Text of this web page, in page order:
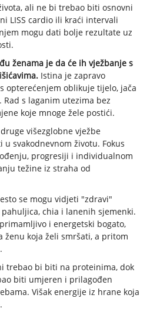
ali ne bi trebao biti osnovni
LISS cardio ili kraći intervali
mogu dati bolje rezultate uz
ženama je da će ih vježbanje s
Istina je zapravo
opterećenjem oblikuje tijelo, jača
s laganim utezima bez
koje mnoge žele postići.
višezglobne vježbe
svakodnevnom životu. Fokus
progresiji i individualnom
težine iz straha od
se mogu vidjeti "zdravi"
chia i lanenih sjemenki.
i energetski bogato,
ženu koja želi smršati, a pritom
trebao bi biti na proteinima, dok
biti umjeren i prilagođen
Višak energije iz hrane koja